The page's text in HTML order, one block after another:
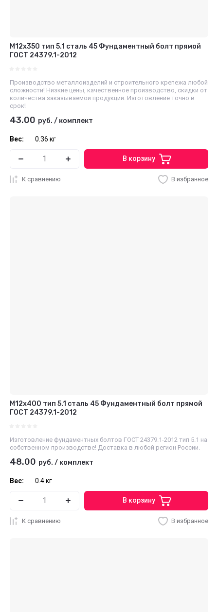
М12x350 тип 5.1 сталь 45 Фундаментный болт прямой
ГОСТ 24379.1-2012
Производство металлоизделий и строительного крепежа любой
сложности! Низкие цены, качественное производство, скидки от
количества заказываемой продукции. Изготовление точно в
срок!
43.00 руб. / комплект
Вес: 0.36 кг
В корзину
К сравнению В избранное
М12x400 тип 5.1 сталь 45 Фундаментный болт прямой
ГОСТ 24379.1-2012
Изготовление фундаментных болтов ГОСТ 24379.1-2012 тип 5.1 на
собственном производстве! Доставка в любой регион России.
48.00 руб. / комплект
Вес: 0.4 кг
В корзину
К сравнению В избранное